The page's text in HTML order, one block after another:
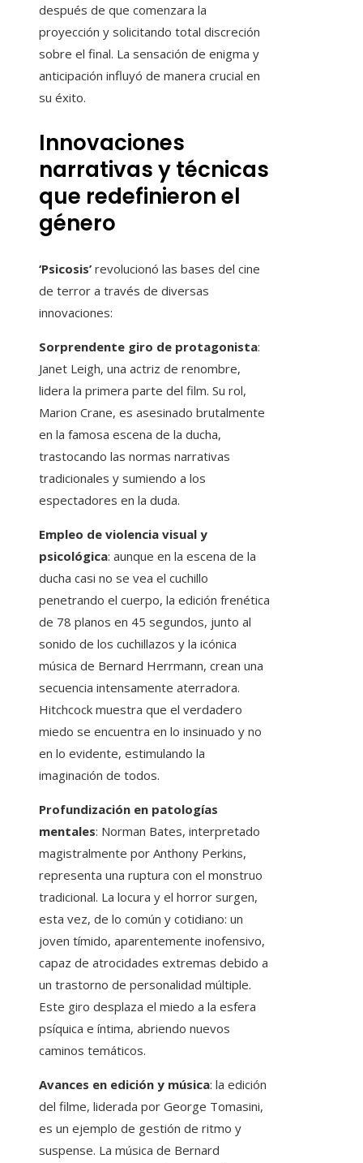
después de que comenzara la
proyección y solicitando total discreción
sobre el final. La sensación de enigma y
anticipación influyó de manera crucial en
su éxito.
Innovaciones
narrativas y técnicas
que redefinieron el
género
‘Psicosis’ revolucionó las bases del cine
de terror a través de diversas
innovaciones:
Sorprendente giro de protagonista:
Janet Leigh, una actriz de renombre,
lidera la primera parte del film. Su rol,
Marion Crane, es asesinado brutalmente
en la famosa escena de la ducha,
trastocando las normas narrativas
tradicionales y sumiendo a los
espectadores en la duda.
Empleo de violencia visual y
psicológica: aunque en la escena de la
ducha casi no se vea el cuchillo
penetrando el cuerpo, la edición frenética
de 78 planos en 45 segundos, junto al
sonido de los cuchillazos y la icónica
música de Bernard Herrmann, crean una
secuencia intensamente aterradora.
Hitchcock muestra que el verdadero
miedo se encuentra en lo insinuado y no
en lo evidente, estimulando la
imaginación de todos.
Profundización en patologías
mentales: Norman Bates, interpretado
magistralmente por Anthony Perkins,
representa una ruptura con el monstruo
tradicional. La locura y el horror surgen,
esta vez, de lo común y cotidiano: un
joven tímido, aparentemente inofensivo,
capaz de atrocidades extremas debido a
un trastorno de personalidad múltiple.
Este giro desplaza el miedo a la esfera
psíquica e íntima, abriendo nuevos
caminos temáticos.
Avances en edición y música: la edición
del filme, liderada por George Tomasini,
es un ejemplo de gestión de ritmo y
suspense. La música de Bernard